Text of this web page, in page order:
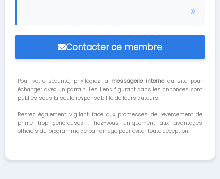
Contacter ce membre
Pour votre sécurité, privilégiez la messagerie internedu site pour
échanger avec un parrain. Les liens figurant dans les annonces sont
publiés sous la seule responsabilité de leurs auteurs.
Restez également vigilant face aux promesses de reversement de
prime trop généreuses : fiez-vous uniquement aux avantages
officiels du programme de parrainage pour éviter toute déception.